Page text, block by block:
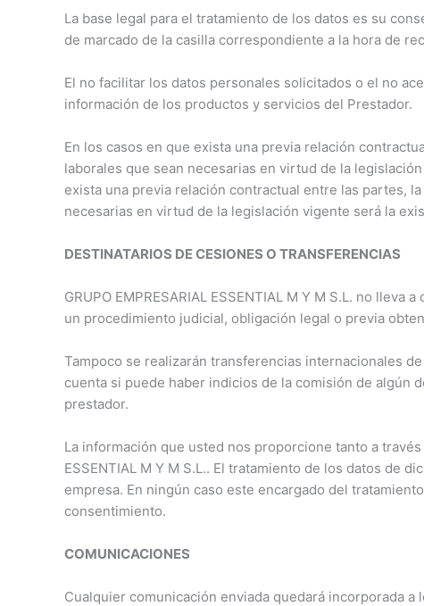
La base legal para el tratamiento de los datos es su
de marcado de la casilla correspondiente a la hora de
El no facilitar los datos personales solicitados o el no
información de los productos y servicios del Prestador.
En los casos en que exista una previa relación
laborales que sean necesarias en virtud de la
exista una previa relación contractual entre las partes,
necesarias en virtud de la legislación vigente será la
DESTINATARIOS DE CESIONES O TRANSFERENCIAS
GRUPO EMPRESARIAL ESSENTIAL M Y M S.L. no
un procedimiento judicial, obligación legal o previa
Tampoco se realizarán transferencias internacionales
cuenta si puede haber indicios de la comisión de algún
prestador.
La información que usted nos proporcione tanto a
ESSENTIAL M Y M S.L.. El tratamiento de los datos de
empresa. En ningún caso este encargado del
consentimiento.
COMUNICACIONES
Cualquier comunicación enviada quedará incorporada a